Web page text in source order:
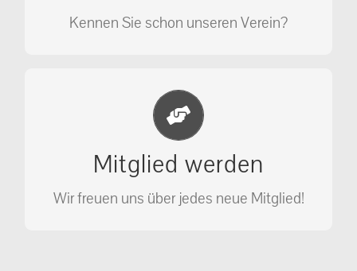
Kennen Sie schon unseren Verein?
Mitglied werden
Wir freuen uns über jedes neue Mitglied!
Jetzt Mitglied werden
Unterstützen Sie unseren Verein als
Mitglied.
MITGLIED WERDEN